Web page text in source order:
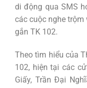
di động qua SMS
các cuộc nghe
gắn TK 102.
Theo tìm hiểu của
102, hiện tại các
Giấy, Trần Đại